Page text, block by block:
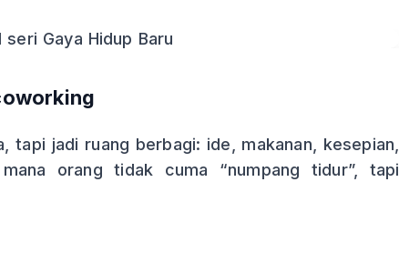
tapi jadi ruang berbagi: ide, makanan, kesepian,
orang tidak cuma “numpang tidur”, tapi